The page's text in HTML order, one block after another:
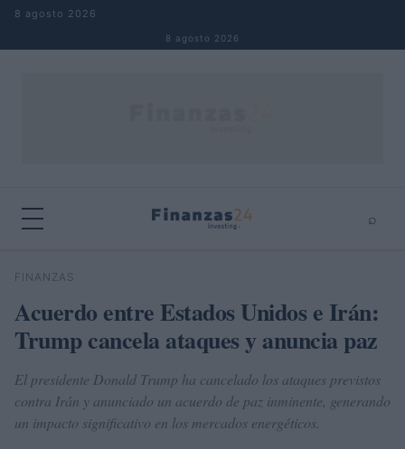
Saltar al contenido
8 agosto 2026
8 agosto 2026
⌕
Buscar
FINANZAS
Acuerdo entre Estados Unidos e Irán:
Trump cancela ataques y anuncia paz
El presidente Donald Trump ha cancelado los ataques previstos
contra Irán y anunciado un acuerdo de paz inminente, generando
un impacto significativo en los mercados energéticos.